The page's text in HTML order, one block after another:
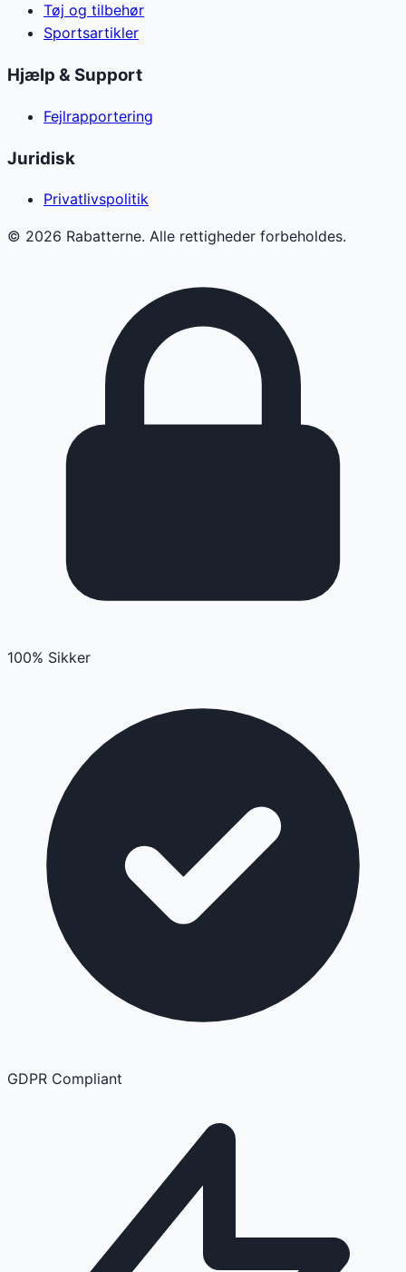
Tøj og tilbehør
Sportsartikler
Hjælp & Support
Fejlrapportering
Juridisk
Privatlivspolitik
© 2026 Rabatterne. Alle rettigheder forbeholdes.
100% Sikker
GDPR Compliant